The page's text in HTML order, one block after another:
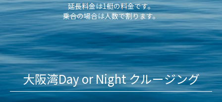
延長料金は1艇の料金です。
乗合の場合は人数で割ります。
大阪湾Day or Night クルージング